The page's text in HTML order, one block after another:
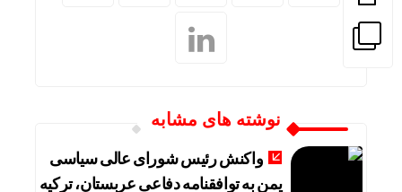
نوشته های مشابه
واکنش رئیس شورای عالی سیاسی
یمن به توافقنامه دفاعی عربستان، ترکیه